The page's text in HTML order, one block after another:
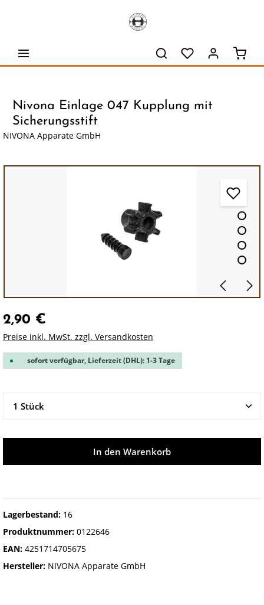
Nivona Einlage 047 Kupplung mit
Sicherungsstift
NIVONA Apparate GmbH
2,90 €
Preise inkl. MwSt. zzgl. Versandkosten
sofort verfügbar, Lieferzeit (DHL): 1-3 Tage
Produkt Anzahl: Gib den gewünschten Wert ein
In den Warenkorb
Lagerbestand: 16
Produktnummer: 0122646
EAN: 4251714705675
Hersteller: NIVONA Apparate GmbH